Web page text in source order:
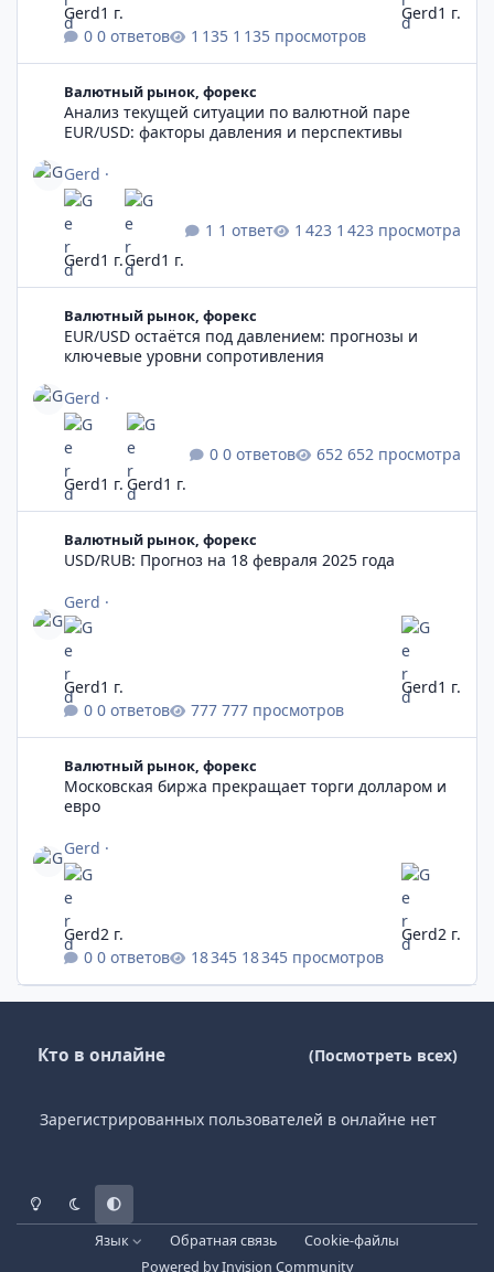
0 ответов 1 135 просмотров
Gerd1 г. Gerd1 г.
Валютный рынок, форекс
Анализ текущей ситуации по валютной паре
EUR/USD: факторы давления и перспективы
Gerd ·
1 ответ
1 423 просмотра
Gerd1 г.Gerd1 г.
Валютный рынок, форекс
EUR/USD остаётся под давлением: прогнозы и
ключевые уровни сопротивления
Gerd ·
0 ответов
652 просмотра
Gerd1 г. Gerd1 г.
Валютный рынок, форекс
USD/RUB: Прогноз на 18 февраля 2025 года
Gerd ·
0 ответов 777 просмотров
Gerd1 г. Gerd1 г.
Валютный рынок, форекс
Московская биржа прекращает торги долларом и
евро
Gerd ·
0 ответов 18 345 просмотров
Gerd2 г. Gerd2 г.
Кто в онлайне (Посмотреть всех)
Зарегистрированных пользователей в онлайне нет
Светлый режим
Темный режим
Системные предпочтения
Язык Обратная связь
Cookie-файлы
Powered byInvision Community